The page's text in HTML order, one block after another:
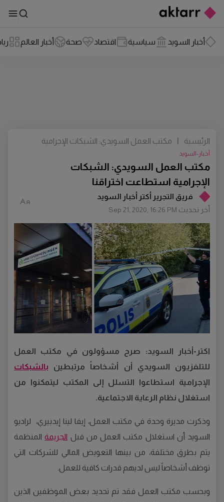
أخبار السويد سياسية اقتصاد صحة أخبار العالم
فريق التجرير أكتر أخبار السويد
أخر تحديث Sep 21, 2020, 16:26 PM
مكتب العمل السويدي: الشبكات
الإجرامية استطاعت اختراقنا
أخبار-السويد
الرئيسية
مكتب العمل السويدي: الشبكات الإجرامية
اكتر-أخبار السويد: صرح مسؤولون في مكتب العمل
للتلفزيون السويدي أن أشخاصاً مرتبطين بالشبكات
الإجرامية استطاعوا التسلل إلى المكتب ليتمكنوا من
استغلال نظام الرعاية الاجتماعية.
وذكرت مديرة وحدة في مكتب العمل، إيفا لينا إيدبيري،
لراديو
السويد أن استغلال مكتب العمل من قبل الجريمةالمنظمة
يتم بطرق مختلفة، من بينها التعويض المالي للشركات التي
توظف أشخاصاً ليس لديهم قدرات كافية للعمل
وبحسب مكتب العمل فقد تم تحديد بعض الموظفين الذين